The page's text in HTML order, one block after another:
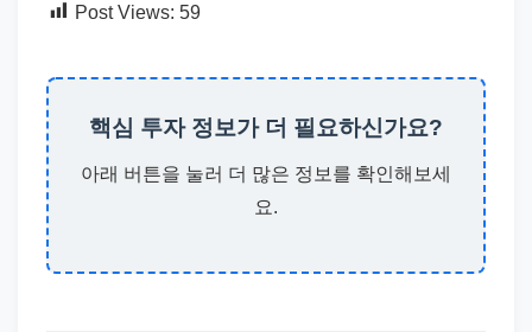
Post Views: 59
핵심 투자 정보가 더 필요하신가요?
아래 버튼을 눌러 더 많은 정보를 확인해보세
요.